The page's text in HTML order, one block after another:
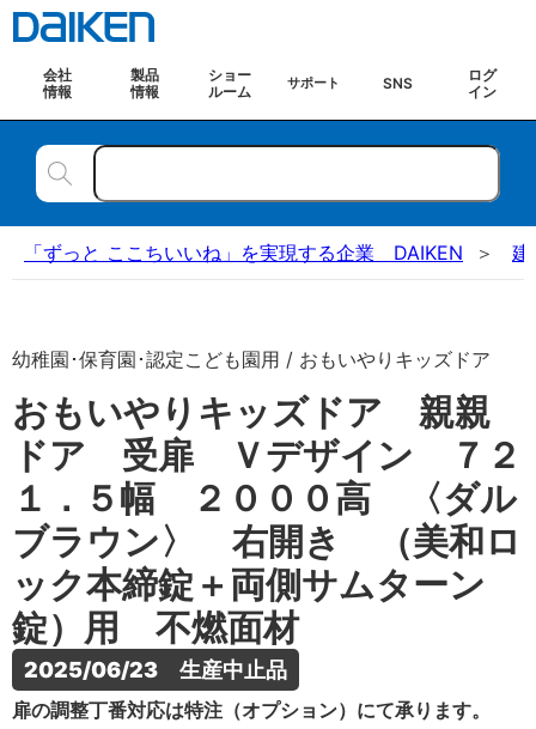
会社
情報
製品
情報
ショー
ルーム
サポート SNS
ログ
イン
「ずっと ここちいいね」を実現する企業 DAIKEN 建
幼稚園･保育園･認定こども園用 / おもいやりキッズドア
おもいやりキッズドア 親親
ドア 受扉 Ｖデザイン ７２
１．５幅 ２０００高 〈ダル
ブラウン〉 右開き （美和ロ
ック本締錠＋両側サムターン
錠）用 不燃面材
2025/06/23　生産中止品
扉の調整丁番対応は特注（オプション）にて承ります。